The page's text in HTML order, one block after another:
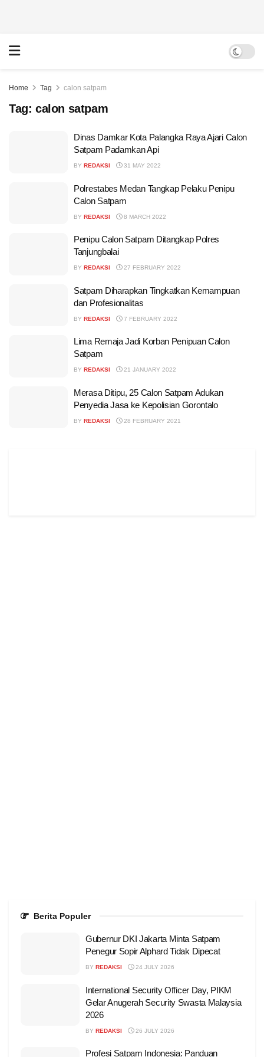
Home Tag calon satpam
Tag: calon satpam
Dinas Damkar Kota Palangka Raya Ajari Calon
Satpam Padamkan Api
BY REDAKSI 31 MAY 2022
Polrestabes Medan Tangkap Pelaku Penipu
Calon Satpam
BY REDAKSI 8 MARCH 2022
Penipu Calon Satpam Ditangkap Polres
Tanjungbalai
BY REDAKSI 27 FEBRUARY 2022
Satpam Diharapkan Tingkatkan Kemampuan
dan Profesionalitas
BY REDAKSI 7 FEBRUARY 2022
Lima Remaja Jadi Korban Penipuan Calon
Satpam
BY REDAKSI 21 JANUARY 2022
Merasa Ditipu, 25 Calon Satpam Adukan
Penyedia Jasa ke Kepolisian Gorontalo
BY REDAKSI 28 FEBRUARY 2021
Berita Populer
Gubernur DKI Jakarta Minta Satpam
Penegur Sopir Alphard Tidak Dipecat
BY REDAKSI 24 JULY 2026
International Security Officer Day, PIKM
Gelar Anugerah Security Swasta Malaysia
2026
BY REDAKSI 26 JULY 2026
Profesi Satpam Indonesia: Panduan